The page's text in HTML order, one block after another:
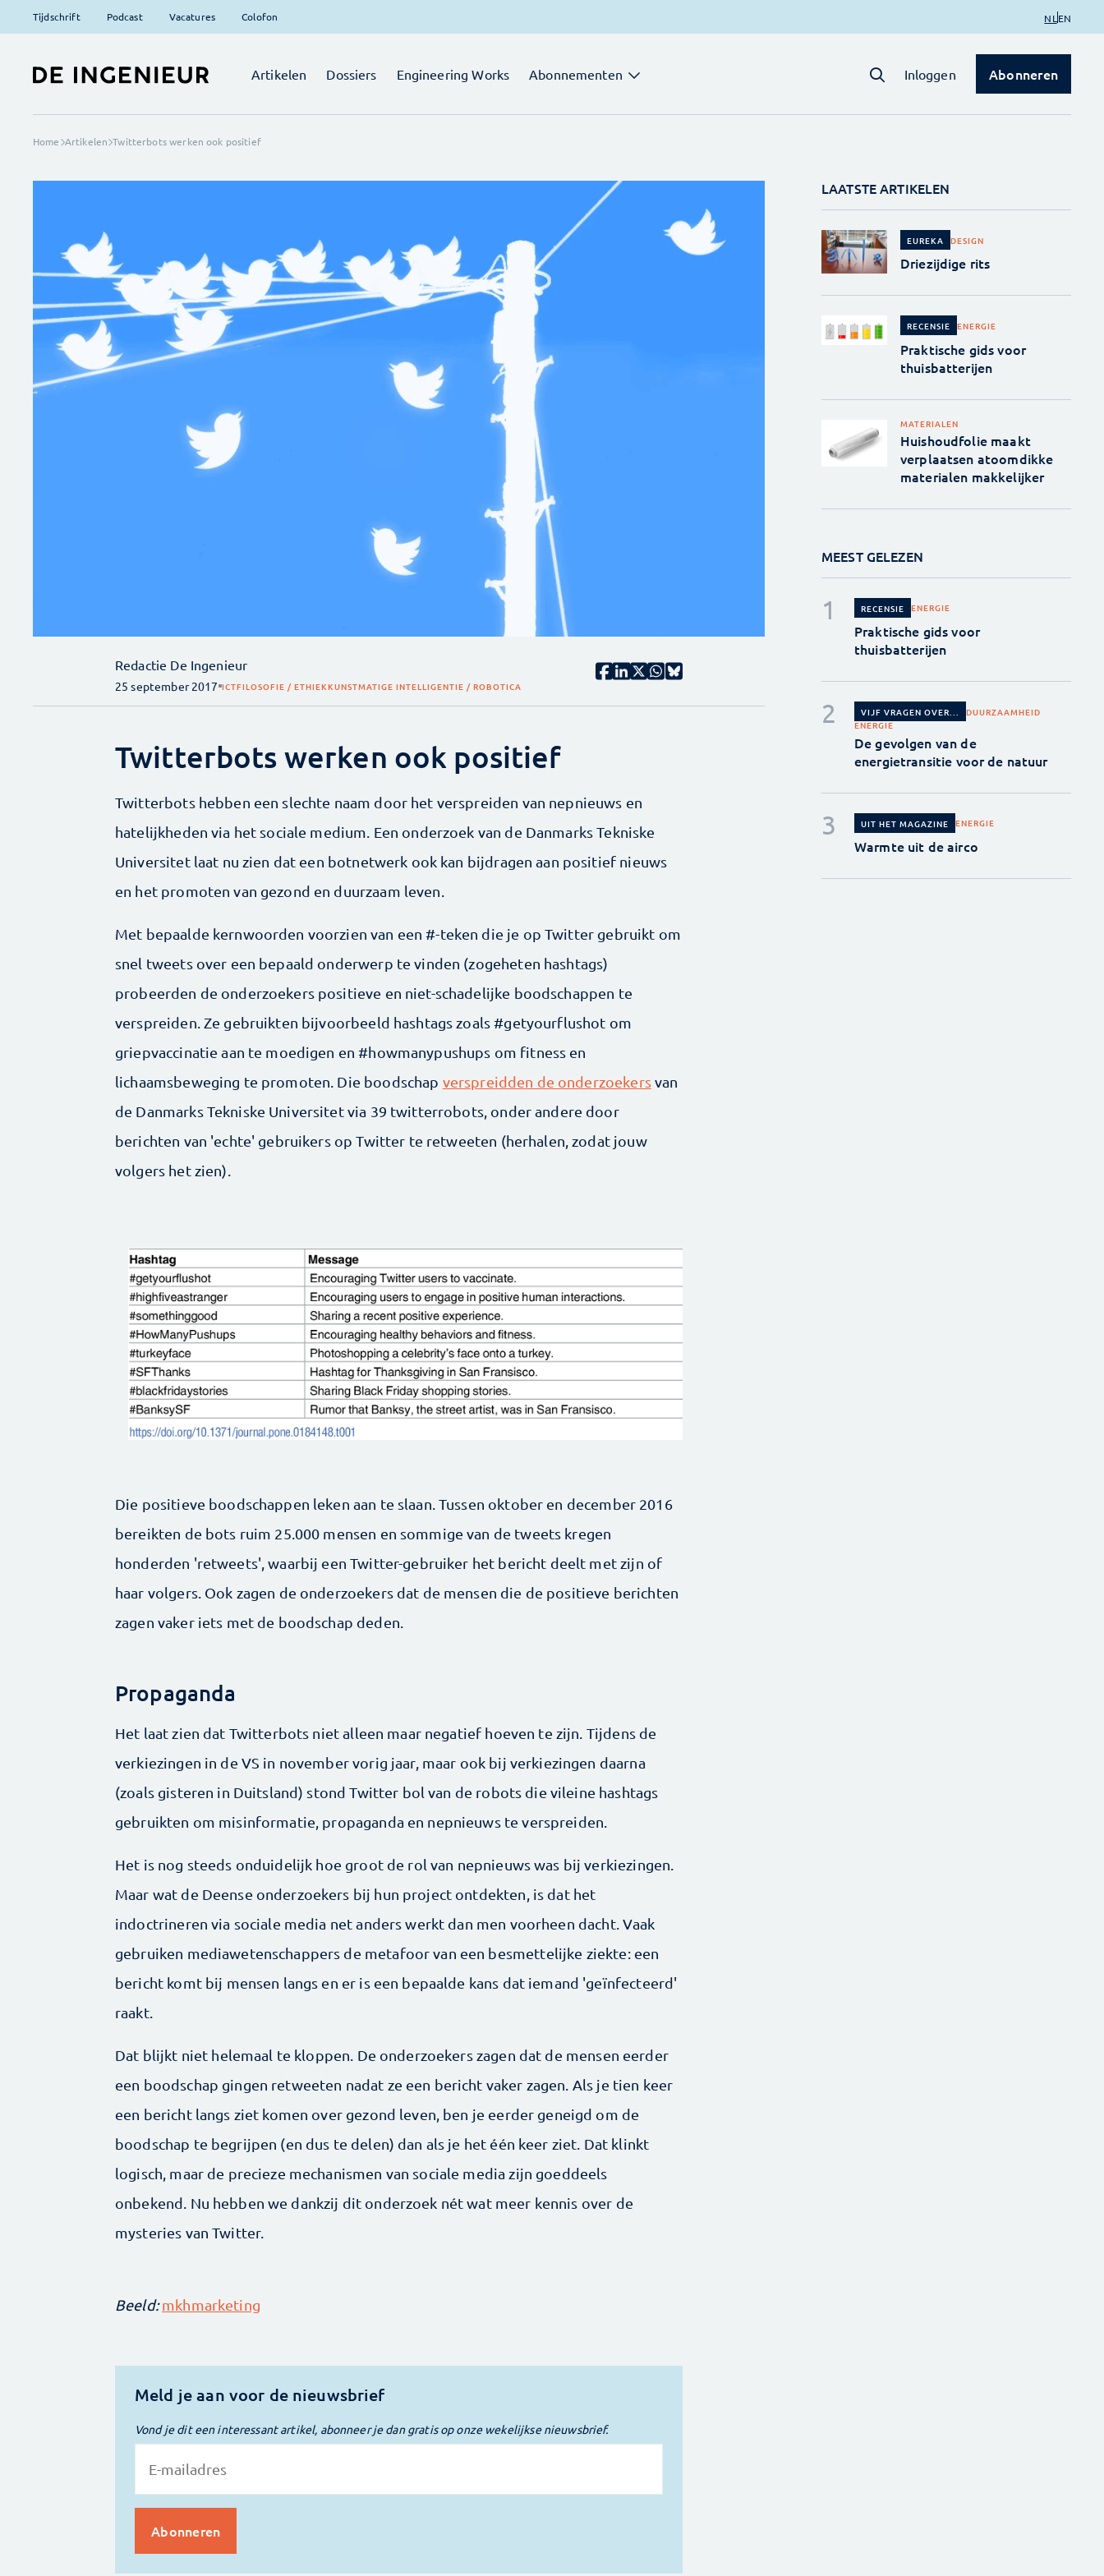
Tijdschrift Podcast Vacatures Colofon NL EN
Artikelen Dossiers Engineering Works Abonnementen Inloggen Abonneren
Home Artikelen Twitterbots werken ook positief
Redactie De Ingenieur
25 september 2017 ICTFILOSOFIE / ETHIEKKUNSTMATIGE INTELLIGENTIE / ROBOTICA
Twitterbots werken ook positief
Twitterbots hebben een slechte naam door het verspreiden van nepnieuws en
hatelijkheden via het sociale medium. Een onderzoek van de Danmarks Tekniske
Universitet laat nu zien dat een botnetwerk ook kan bijdragen aan positief nieuws
en het promoten van gezond en duurzaam leven.
Met bepaalde kernwoorden voorzien van een #-teken die je op Twitter gebruikt om
snel tweets over een bepaald onderwerp te vinden (zogeheten hashtags)
probeerden de onderzoekers positieve en niet-schadelijke boodschappen te
verspreiden. Ze gebruikten bijvoorbeeld hashtags zoals #getyourflushot om
griepvaccinatie aan te moedigen en #howmanypushups om fitness en
lichaamsbeweging te promoten. Die boodschap verspreidden de onderzoekersvan
de Danmarks Tekniske Universitet via 39 twitterrobots, onder andere door
berichten van 'echte' gebruikers op Twitter te retweeten (herhalen, zodat jouw
volgers het zien).
Die positieve boodschappen leken aan te slaan. Tussen oktober en december 2016
bereikten de bots ruim 25.000 mensen en sommige van de tweets kregen
honderden 'retweets', waarbij een Twitter-gebruiker het bericht deelt met zijn of
haar volgers. Ook zagen de onderzoekers dat de mensen die de positieve berichten
zagen vaker iets met de boodschap deden.
Propaganda
Het laat zien dat Twitterbots niet alleen maar negatief hoeven te zijn. Tijdens de
verkiezingen in de VS in november vorig jaar, maar ook bij verkiezingen daarna
(zoals gisteren in Duitsland) stond Twitter bol van de robots die vileine hashtags
gebruikten om misinformatie, propaganda en nepnieuws te verspreiden.
Het is nog steeds onduidelijk hoe groot de rol van nepnieuws was bij verkiezingen.
Maar wat de Deense onderzoekers bij hun project ontdekten, is dat het
indoctrineren via sociale media net anders werkt dan men voorheen dacht. Vaak
gebruiken mediawetenschappers de metafoor van een besmettelijke ziekte: een
bericht komt bij mensen langs en er is een bepaalde kans dat iemand 'geïnfecteerd'
raakt.
Dat blijkt niet helemaal te kloppen. De onderzoekers zagen dat de mensen eerder
een boodschap gingen retweeten nadat ze een bericht vaker zagen. Als je tien keer
een bericht langs ziet komen over gezond leven, ben je eerder geneigd om de
boodschap te begrijpen (en dus te delen) dan als je het één keer ziet. Dat klinkt
logisch, maar de precieze mechanismen van sociale media zijn goeddeels
onbekend. Nu hebben we dankzij dit onderzoek nét wat meer kennis over de
mysteries van Twitter.
Beeld:mkhmarketing
Meld je aan voor de nieuwsbrief
Vond je dit een interessant artikel, abonneer je dan gratis op onze wekelijkse nieuwsbrief.
LAATSTE ARTIKELEN
EUREKA DESIGN
Driezijdige rits
RECENSIE ENERGIE
Praktische gids voor
thuisbatterijen
MATERIALEN
Huishoudfolie maakt
verplaatsen atoomdikke
materialen makkelijker
MEEST GELEZEN
RECENSIE ENERGIE
Praktische gids voor
thuisbatterijen
VIJF VRAGEN OVER...
DUURZAAMHEID
ENERGIE
De gevolgen van de
energietransitie voor de natuur
UIT HET MAGAZINE ENERGIE
Warmte uit de airco